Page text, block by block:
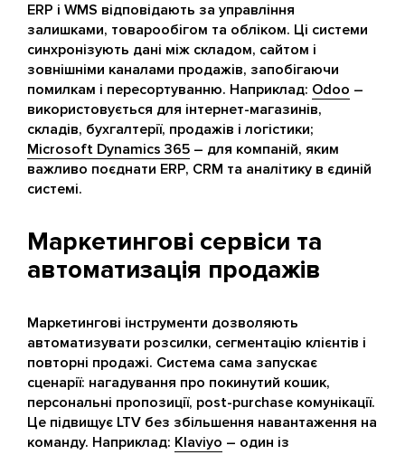
ERP і WMS відповідають за управління
залишками, товарообігом та обліком. Ці системи
синхронізують дані між складом, сайтом і
зовнішніми каналами продажів, запобігаючи
помилкам і пересортуванню. Наприклад: Odoo –
використовується для інтернет-магазинів,
складів, бухгалтерії, продажів і логістики;
Microsoft Dynamics 365 – для компаній, яким
важливо поєднати ERP, CRM та аналітику в єдиній
системі.
Маркетингові сервіси та
автоматизація продажів
Маркетингові інструменти дозволяють
автоматизувати розсилки, сегментацію клієнтів і
повторні продажі. Система сама запускає
сценарії: нагадування про покинутий кошик,
персональні пропозиції, post-purchase комунікації.
Це підвищує LTV без збільшення навантаження на
команду. Наприклад: Klaviyo – один із